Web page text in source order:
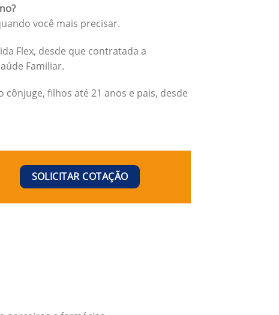
você mais precisar.
Flex, desde que contratada a
Familiar.
filhos até 21 anos e pais, desde
SOLICITAR COTAÇÃO